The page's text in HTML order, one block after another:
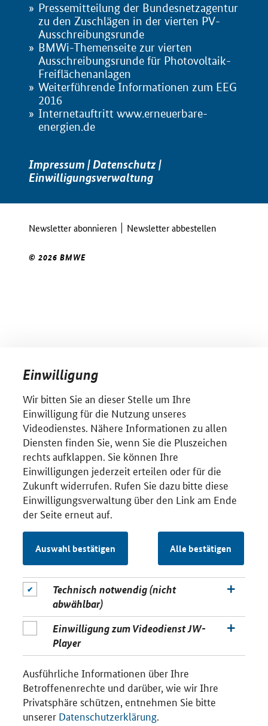
Pressemitteilung der Bundesnetzagentur
zu den Zuschlägen in der vierten PV-
Ausschreibungsrunde
BMWi-Themenseite zur vierten
Ausschreibungsrunde für Photovoltaik-
Freiflächenanlagen
Weiterführende Informationen zum EEG
2016
Internetauftritt www.erneuerbare-
energien.de
Impressum |Datenschutz|
Einwilligungsverwaltung
Newsletter abonnieren Newsletter abbestellen
© 2026 BMWE
Einwilligung
Wir bitten Sie an dieser Stelle um Ihre
Einwilligung für die Nutzung unseres
Videodienstes. Nähere Informationen zu allen
Diensten finden Sie, wenn Sie die Pluszeichen
rechts aufklappen. Sie können Ihre
Einwilligungen jederzeit erteilen oder für die
Zukunft widerrufen. Rufen Sie dazu bitte diese
Einwilligungsverwaltung über den Link am Ende
der Seite erneut auf.
Auswahl bestätigen Alle bestätigen
Technisch notwendig (nicht
abwählbar)
Einwilligung zum Videodienst JW-
Player
Ausführliche Informationen über Ihre
Betroffenenrechte und darüber, wie wir Ihre
Privatsphäre schützen, entnehmen Sie bitte
unserer Datenschutzerklärung.